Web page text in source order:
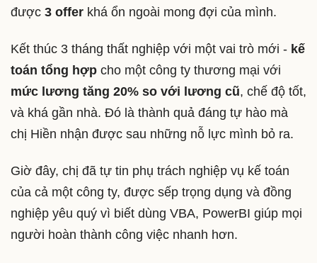
được 3 offer khá ổn ngoài mong đợi của mình.
Kết thúc 3 tháng thất nghiệp với một vai trò mới - kế
toán tổng hợp cho một công ty thương mại với
mức lương tăng 20% so với lương cũ, chế độ tốt,
và khá gần nhà. Đó là thành quả đáng tự hào mà
chị Hiền nhận được sau những nỗ lực mình bỏ ra.
Giờ đây, chị đã tự tin phụ trách nghiệp vụ kế toán
của cả một công ty, được sếp trọng dụng và đồng
nghiệp yêu quý vì biết dùng VBA, PowerBI giúp mọi
người hoàn thành công việc nhanh hơn.